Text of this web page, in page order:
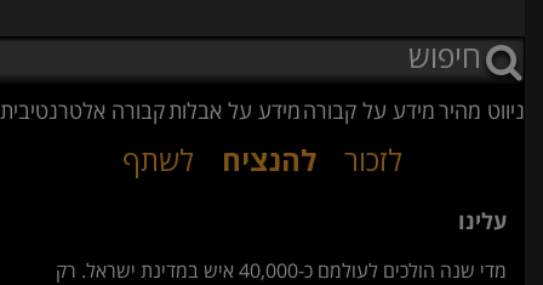
ניווט מהירמידע על קבורהמידע על אבלותקבורה אלטרנטיבית
לזכור להנציח לשתף
עלינו
מדי שנה הולכים לעולמם כ-40,000 איש במדינת ישראל. רק